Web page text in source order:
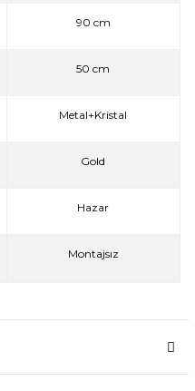
90 cm
50 cm
Metal+Kristal
Gold
Hazar
Montajsız